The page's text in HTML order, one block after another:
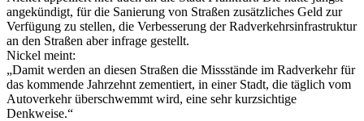
angekündigt, für die Sanierung von Straßen zusätzliches Geld zur
Verfügung zu stellen, die Verbesserung der Radverkehrsinfrastruktur
an den Straßen aber infrage gestellt.
Nickel meint:
„Damit werden an diesen Straßen die Missstände im Radverkehr für
das kommende Jahrzehnt zementiert, in einer Stadt, die täglich vom
Autoverkehr überschwemmt wird, eine sehr kurzsichtige
Denkweise.“